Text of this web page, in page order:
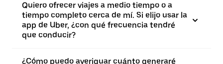
Quiero ofrecer viajes a medio tiempo o a
tiempo completo cerca de mí. Si elijo usar la
app de Uber, ¿con qué frecuencia tendré
que conducir?
¿Cómo puedo averiguar cuánto generaré